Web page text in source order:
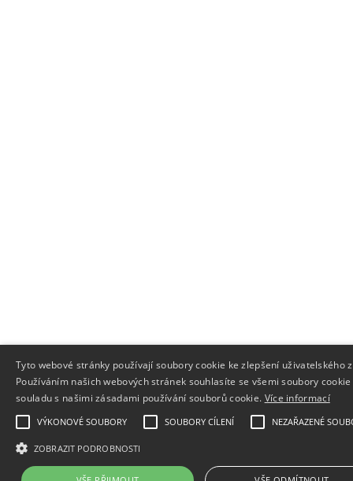
Tyto webové stránky používají soubory cookie ke zlepšení uživatelského
Používáním našich webových stránek souhlasíte se všemi soubory cookie
souladu s našimi zásadami používání souborů cookie. Více informací
VÝKONOVÉ SOUBORY SOUBORY CÍLENÍ NEZAŘAZENÉ
ZOBRAZIT PODROBNOSTI